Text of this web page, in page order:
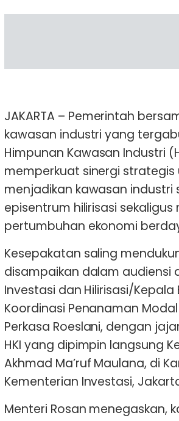
JAKARTA – Pemerintah
kawasan industri yang
Himpunan Kawasan Industri
memperkuat sinergi strategis
menjadikan kawasan industri
episentrum hilirisasi sekaligus
pertumbuhan ekonomi
Kesepakatan saling
disampaikan dalam audiensi
Investasi dan Hilirisasi/Kepala
Koordinasi Penanaman Modal
Perkasa Roeslani, dengan
HKI yang dipimpin langsung
Akhmad Ma’ruf Maulana, di
Kementerian Investasi,
Menteri Rosan menegaskan,